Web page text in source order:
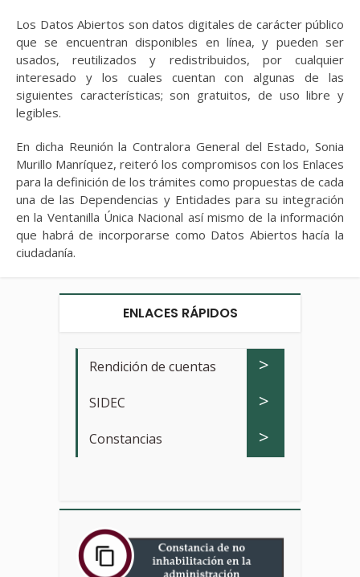
Los Datos Abiertos son datos digitales de carácter público
que se encuentran disponibles en línea, y pueden ser
usados, reutilizados y redistribuidos, por cualquier
interesado y los cuales cuentan con algunas de las
siguientes características; son gratuitos, de uso libre y
legibles.
En dicha Reunión la Contralora General del Estado, Sonia
Murillo Manríquez, reiteró los compromisos con los Enlaces
para la definición de los trámites como propuestas de cada
una de las Dependencias y Entidades para su integración
en la Ventanilla Única Nacional así mismo de la información
que habrá de incorporarse como Datos Abiertos hacía la
ciudadanía.
ENLACES RÁPIDOS
Rendición de cuentas >
SIDEC >
Constancias >